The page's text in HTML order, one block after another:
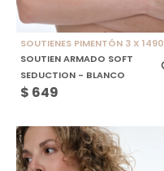
SOUTIENES PIMENTÓN 3 X 1490
SOUTIEN ARMADO SOFT
SEDUCTION - BLANCO
$ 649